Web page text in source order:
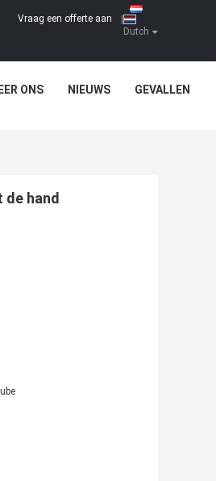
Dutch
Vraag een offerte aan
ONS NIEUWS GEVALLEN
hand